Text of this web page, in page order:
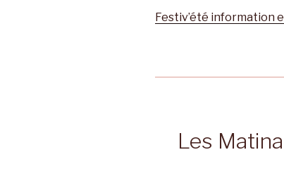
Festiv’été information
Les